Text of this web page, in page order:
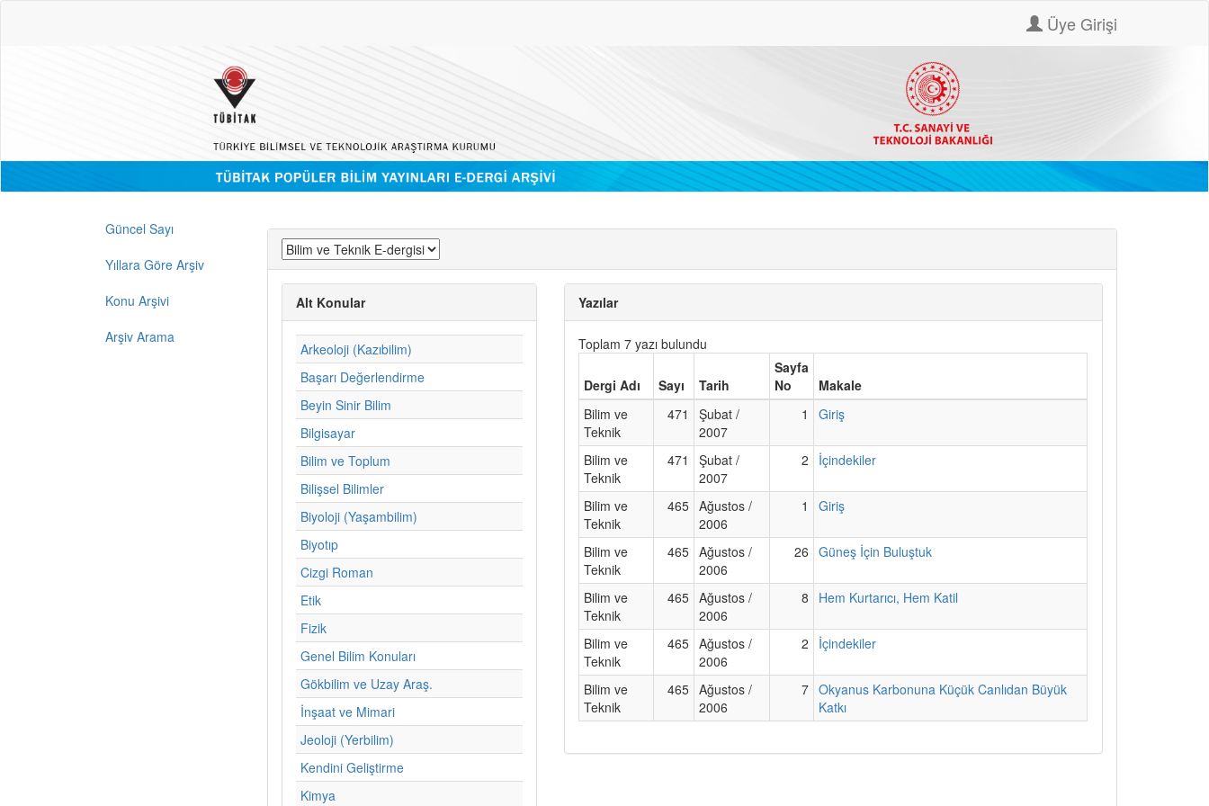
Üye Girişi
Güncel Sayı
Yıllara Göre Arşiv
Konu Arşivi
Arşiv Arama
Alt Konular
Arkeoloji (Kazıbilim)
Başarı Değerlendirme
Beyin Sinir Bilim
Bilgisayar
Bilim ve Toplum
Bilişsel Bilimler
Biyoloji (Yaşambilim)
Biyotıp
Cizgi Roman
Etik
Fizik
Genel Bilim Konuları
Gökbilim ve Uzay Araş.
İnşaat ve Mimari
Jeoloji (Yerbilim)
Kendini Geliştirme
Kimya
Yazılar
Toplam 7 yazı bulundu
Dergi Adı Sayı Tarih
Sayfa
No
Makale
Bilim ve
Teknik
471
Şubat /
2007
1 Giriş
Bilim ve
Teknik
471
Şubat /
2007
2 İçindekiler
Bilim ve
Teknik
465 Ağustos /
2006
1 Giriş
Bilim ve
Teknik
465 Ağustos /
2006
26 Güneş İçin Buluştuk
Bilim ve
Teknik
465 Ağustos /
2006
8 Hem Kurtarıcı, Hem Katil
Bilim ve
Teknik
465 Ağustos /
2006
2 İçindekiler
Bilim ve
Teknik
465 Ağustos /
2006
7 Okyanus Karbonuna Küçük Canlıdan Büyük
Katkı